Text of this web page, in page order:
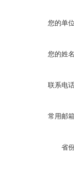
您的单位
您的姓名
联系电话
常用邮箱
省